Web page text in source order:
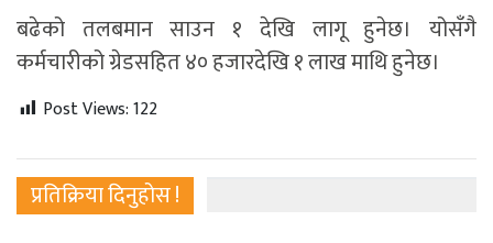
बढेको तलबमान साउन १ देखि लागू हुनेछ। योसँगै
कर्मचारीको ग्रेडसहित ४० हजारदेखि १ लाख माथि हुनेछ।
Post Views:122
प्रतिक्रिया दिनुहोस !